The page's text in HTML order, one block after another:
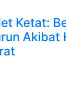
Ketat:
Akibat